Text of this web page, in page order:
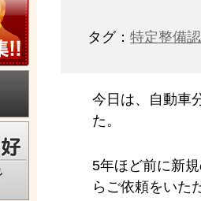
タグ： 特定整備
今日は、自動車
た。
5年ほど前に新
らご依頼をいた